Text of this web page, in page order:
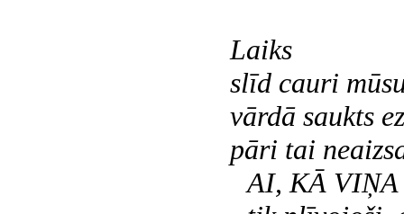
Laiks
slīd cauri
vārdā saukts
pāri tai
AI, KĀ VIŅA